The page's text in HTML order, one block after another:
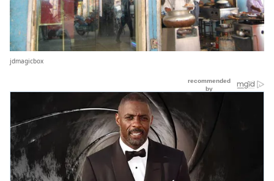
jdmagicbox